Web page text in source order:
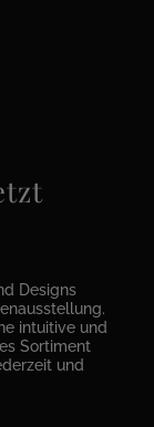
Designs
intuitive und
Sortiment
und